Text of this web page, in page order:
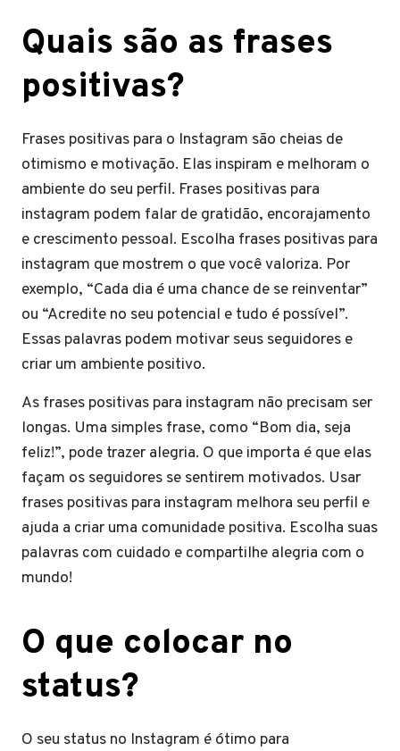
Quais são as frases
positivas?
Frases positivas para o Instagram são cheias de
otimismo e motivação. Elas inspiram e melhoram o
ambiente do seu perfil. Frases positivas para
instagram podem falar de gratidão, encorajamento
e crescimento pessoal. Escolha frases positivas para
instagram que mostrem o que você valoriza. Por
exemplo, “Cada dia é uma chance de se reinventar”
ou “Acredite no seu potencial e tudo é possível”.
Essas palavras podem motivar seus seguidores e
criar um ambiente positivo.
As frases positivas para instagram não precisam ser
longas. Uma simples frase, como “Bom dia, seja
feliz!”, pode trazer alegria. O que importa é que elas
façam os seguidores se sentirem motivados. Usar
frases positivas para instagram melhora seu perfil e
ajuda a criar uma comunidade positiva. Escolha suas
palavras com cuidado e compartilhe alegria com o
mundo!
O que colocar no
status?
O seu status no Instagram é ótimo para